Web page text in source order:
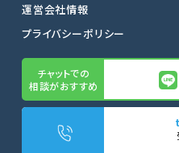
運営会社情報
プライバシーポリシー